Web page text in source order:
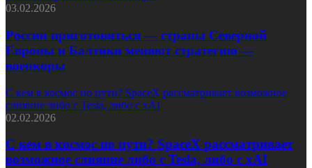
03.02.2026
России приготовиться — страны Северной
Европы и Балтики меняют стратегию —
военкоры
С кем в космос по пути? SpaceX рассматривает возможное
слияние либо с Tesla, либо с xAI
02.02.2026
С кем в космос по пути? SpaceX рассматривает
возможное слияние либо с Tesla, либо с xAI